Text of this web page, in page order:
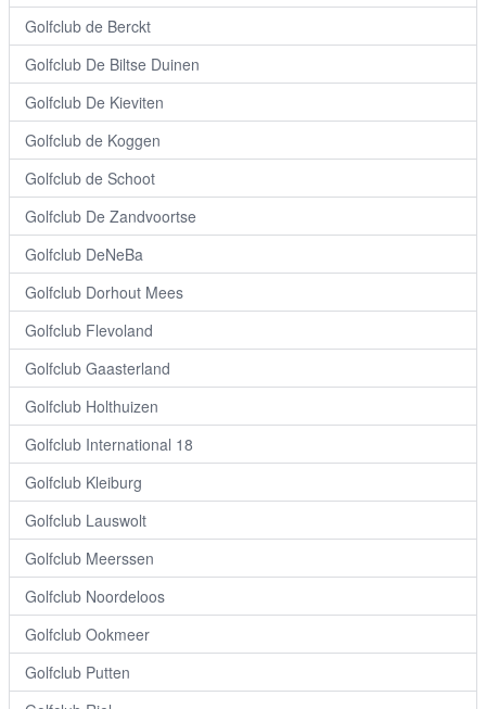
Golfclub de Berckt
Golfclub De Biltse Duinen
Golfclub De Kieviten
Golfclub de Koggen
Golfclub de Schoot
Golfclub De Zandvoortse
Golfclub DeNeBa
Golfclub Dorhout Mees
Golfclub Flevoland
Golfclub Gaasterland
Golfclub Holthuizen
Golfclub International 18
Golfclub Kleiburg
Golfclub Lauswolt
Golfclub Meerssen
Golfclub Noordeloos
Golfclub Ookmeer
Golfclub Putten